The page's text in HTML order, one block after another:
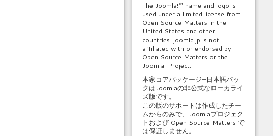
The Joomla!™ name and logo is
used under a limited license from
Open Source Matters in the
United States and other
countries. joomla.jp is not
affiliated with or endorsed by
Open Source Matters or the
Joomla! Project.
本家コアパッケージ+日本語パッ
クはJoomlaの非公式なローカライ
ズ版です。
この版のサポートは作成したチー
ムからのみで、Joomlaプロジェク
トおよび Open Source Matters で
は保証しません。